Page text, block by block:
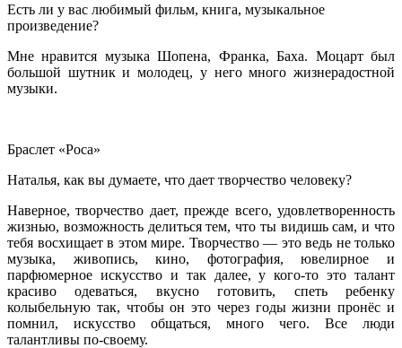
Есть ли у вас любимый фильм, книга, музыкальное
произведение?
Мне нравится музыка Шопена, Франка, Баха. Моцарт был
большой шутник и молодец, у него много жизнерадостной
музыки.
Браслет «Роса»
Наталья, как вы думаете, что дает творчество человеку?
Наверное, творчество дает, прежде всего, удовлетворенность
жизнью, возможность делиться тем, что ты видишь сам, и что
тебя восхищает в этом мире. Творчество — это ведь не только
музыка, живопись, кино, фотография, ювелирное и
парфюмерное искусство и так далее, у кого-то это талант
красиво одеваться, вкусно готовить, спеть ребенку
колыбельную так, чтобы он это через годы жизни пронёс и
помнил, искусство общаться, много чего. Все люди
талантливы по-своему.